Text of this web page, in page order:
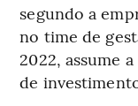
segundo a
no time de
2022, assume
de